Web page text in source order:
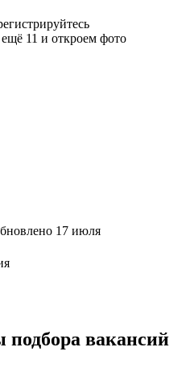
11 и откроем фото
17 июля
вакансий